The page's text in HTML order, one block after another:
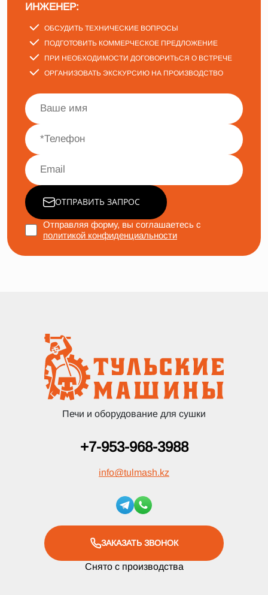
ИНЖЕНЕР:
ОБСУДИТЬ ТЕХНИЧЕСКИЕ ВОПРОСЫ
ПОДГОТОВИТЬ КОММЕРЧЕСКОЕ ПРЕДЛОЖЕНИЕ
ПРИ НЕОБХОДИМОСТИ ДОГОВОРИТЬСЯ О ВСТРЕЧЕ
ОРГАНИЗОВАТЬ ЭКСКУРСИЮ НА ПРОИЗВОДСТВО
ОТПРАВИТЬ ЗАПРОС
Отправляя форму, вы соглашаетесь с
политикой конфиденциальности
Печи и оборудование для сушки
+7-953-968-3988
info@tulmash.kz
ЗАКАЗАТЬ ЗВОНОК
Снято с производства